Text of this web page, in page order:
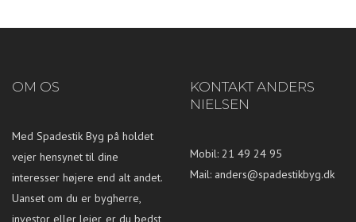
OM OS
Med Spadestik Byg på holdet
vejer hensynet til dine
interesser højere end alt andet.
Uanset om du er bygherre,
investor eller lejer, er du bedst
KONTAKT ANDERS
NIELSEN
Mobil: 21 49 24 95
Mail: anders@spadestikbyg.dk